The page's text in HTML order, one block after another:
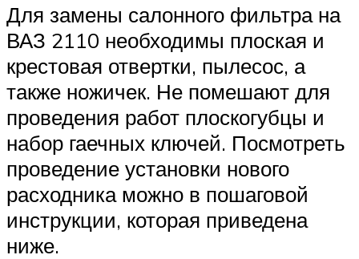
Для замены салонного фильтра на
ВАЗ 2110 необходимы плоская и
крестовая отвертки, пылесос, а
также ножичек. Не помешают для
проведения работ плоскогубцы и
набор гаечных ключей. Посмотреть
проведение установки нового
расходника можно в пошаговой
инструкции, которая приведена
ниже.